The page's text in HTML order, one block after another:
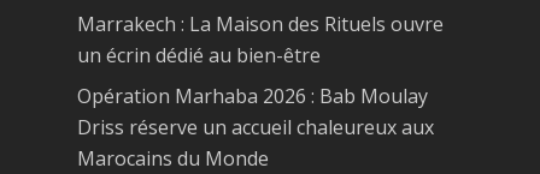
Marrakech : La Maison des Rituels ouvre
un écrin dédié au bien-être
Opération Marhaba 2026 : Bab Moulay
Driss réserve un accueil chaleureux aux
Marocains du Monde